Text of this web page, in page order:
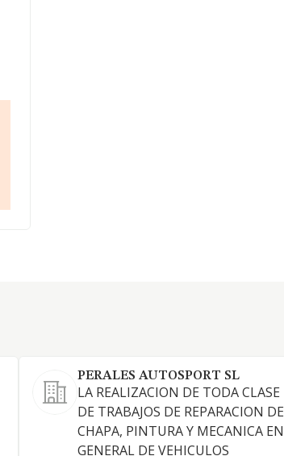
PERALES AUTOSPORT SL
LA REALIZACION DE TODA CLASE
DE TRABAJOS DE REPARACION DE
CHAPA, PINTURA Y MECANICA EN
GENERAL DE VEHICULOS